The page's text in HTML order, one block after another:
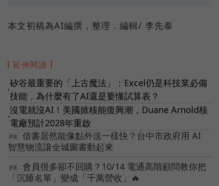
本文初稿為AI編撰，整理．編輯/ 李先泰
延伸閱讀
●
矽谷最重要的「上古魔法」：Excel仍是科技業必備
技能，為什麼有了AI還是要懂試算表？
●
沒電就沒AI！美國掀核能復興潮，Duane Arnold核
電廠預計2028年重啟
借書居然能像點外送一樣快？台中市政府用 AI
智慧物流讓全城圖書動起來
會員很多卻不回購？10/14 電通高階顧問教你把
「沉睡名單」變成「千萬營收」🔥